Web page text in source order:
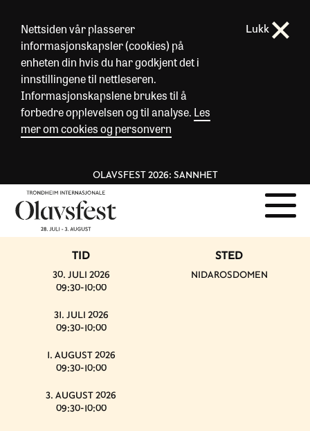
Nettsiden vår plasserer
informasjonskapsler (cookies) på
enheten din hvis du har godkjent det i
innstillingene til nettleseren.
Informasjonskapslene brukes til å
forbedre opplevelsen og til analyse. Les
mer om cookies og personvern
Lukk
OLAVSFEST 2026: SANNHET
TID
30. JULI 2026
09:30-10:00
31. JULI 2026
09:30-10:00
1. AUGUST 2026
09:30-10:00
3. AUGUST 2026
09:30-10:00
STED
NIDAROSDOMEN